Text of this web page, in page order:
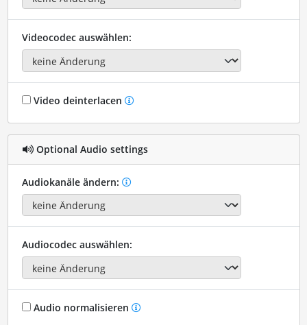
Videocodec auswählen:
Video deinterlacen
Optional Audio settings
Audiokanäle ändern:
Audiocodec auswählen:
Audio normalisieren